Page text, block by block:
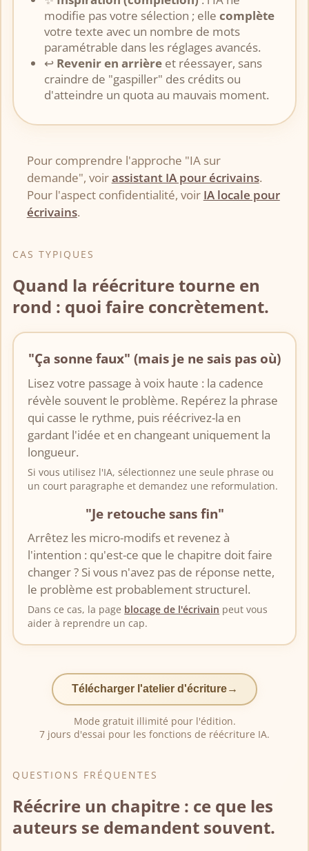
modifie pas votre sélection ; ellecomplète
votre texte avec un nombre de mots
paramétrable dans les réglages avancés.
↩️ Revenir en arrière et réessayer, sans
craindre de "gaspiller" des crédits ou
d'atteindre un quota au mauvais moment.
Pour comprendre l'approche "IA sur
demande", voirassistant IA pour écrivains.
Pour l'aspect confidentialité, voir IA locale pour
écrivains.
CAS TYPIQUES
Quand la réécriture tourne en
rond : quoi faire concrètement.
"Ça sonne faux" (mais je ne sais pas où)
Lisez votre passage à voix haute : la cadence
révèle souvent le problème. Repérez la phrase
qui casse le rythme, puis réécrivez-la en
gardant l'idée et en changeant uniquement la
longueur.
Si vous utilisez l'IA, sélectionnez une seule phrase ou
un court paragraphe et demandez une reformulation.
"Je retouche sans fin"
Arrêtez les micro-modifs et revenez à
l'intention : qu'est-ce que le chapitre doit faire
changer ? Si vous n'avez pas de réponse nette,
le problème est probablement structurel.
Dans ce cas, la page blocage de l'écrivain peut vous
aider à reprendre un cap.
Télécharger l'atelier d'écriture
Mode gratuit illimité pour l'édition.
7 jours d'essai pour les fonctions de réécriture IA.
QUESTIONS FRÉQUENTES
Réécrire un chapitre : ce que les
auteurs se demandent souvent.